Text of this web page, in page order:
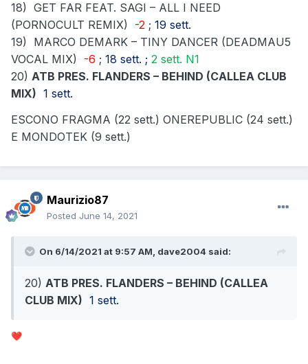
18) GET FAR FEAT. SAGI – ALL I NEED
(PORNOCULT REMIX)
-2 ; 19 sett.
19)
MARCO DEMARK – TINY DANCER (DEADMAU5
VOCAL MIX)
-6 ; 18 sett. ; 2 sett. N1
20) ATB PRES. FLANDERS – BEHIND (CALLEA CLUB
MIX) 1 sett.
ESCONO FRAGMA (22 sett.) ONEREPUBLIC (24 sett.)
E MONDOTEK (9 sett.)
Maurizio87
Posted June 14, 2021
On 6/14/2021 at 9:57 AM, dave2004 said:
20) ATB PRES. FLANDERS – BEHIND (CALLEA
CLUB MIX) 1 sett.
❤️